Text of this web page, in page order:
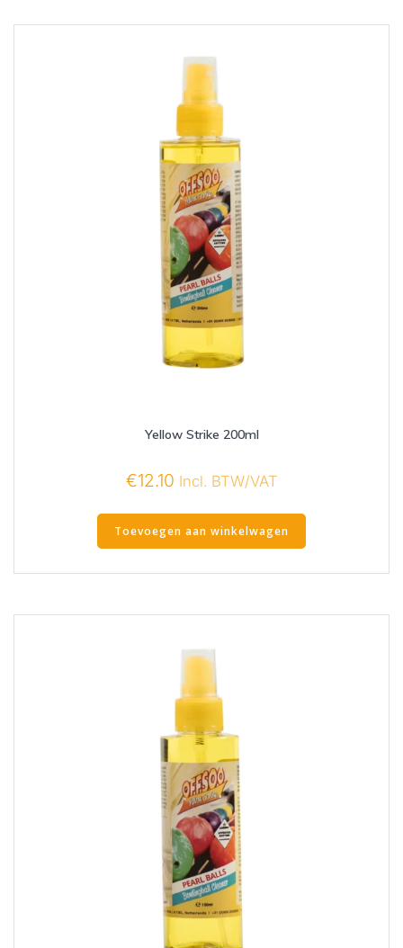
Yellow Strike 200ml
€12.10 Incl. BTW/VAT
Toevoegen aan winkelwagen